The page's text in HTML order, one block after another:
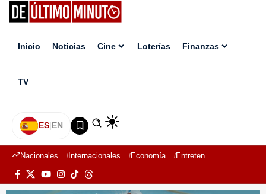
Inicio Noticias Cine Loterías Finanzas
TV
ES|EN
Nacionales Internacionales Economía Entretenimiento